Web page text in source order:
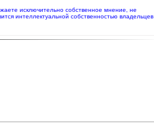
исключительно собственное мнение, не
интеллектуальной собственностью владельцев